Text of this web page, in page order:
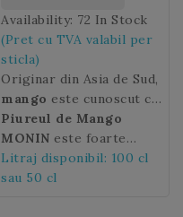
Availability: 72 In Stock
(Pret cu TVA valabil per
sticla)
Originar din Asia de Sud,
mango este cunoscut ca
„marul tropicelor”,
deoarece este foarte
raspandit in majoritatea
regiunilor tropicale si
Piureul de Mango
MONIN este foarte
concentrat, preindulcit si
contine fructe si arome
Litraj disponibil: 100 cl
sau 50 cl